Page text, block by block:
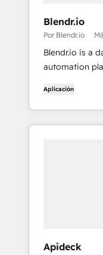
Blendr.io
Por Blendr.io
Blendr.io is a
automation
Aplicación
Apideck